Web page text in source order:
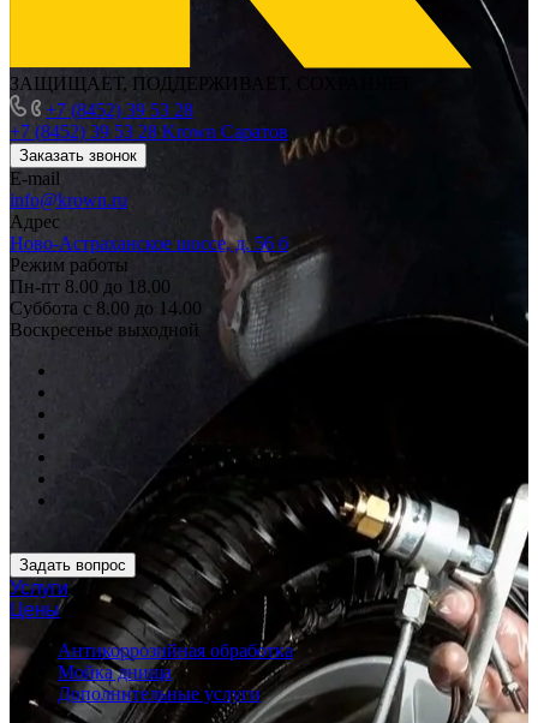
ЗАЩИЩАЕТ, ПОДДЕРЖИВАЕТ, СОХРАНЯЕТ
+7 (8452) 39 53 28
+7 (8452) 39 53 28 Krown Саратов
Заказать звонок
E-mail
info@krown.ru
Адрес
Ново-Астраханское шоссе, д. 56 б
Режим работы
Пн-пт 8.00 до 18.00
Суббота с 8.00 до 14.00
Воскресенье выходной
Задать вопрос
Услуги
Цены
Антикоррозийная обработка
Мойка днища
Дополнительные услуги